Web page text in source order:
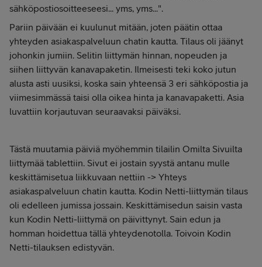
sähköpostiosoitteeseesi... yms, yms...".
Pariin päivään ei kuulunut mitään, joten päätin ottaa
yhteyden asiakaspalveluun chatin kautta. Tilaus oli jäänyt
johonkin jumiin. Selitin liittymän hinnan, nopeuden ja
siihen liittyvän kanavapaketin. Ilmeisesti teki koko jutun
alusta asti uusiksi, koska sain yhteensä 3 eri sähköpostia ja
viimesimmässä taisi olla oikea hinta ja kanavapaketti. Asia
luvattiin korjautuvan seuraavaksi päiväksi.
Tästä muutamia päiviä myöhemmin tilailin Omilta Sivuilta
liittymää tablettiin. Sivut ei jostain syystä antanu mulle
keskittämisetua liikkuvaan nettiin -> Yhteys
asiakaspalveluun chatin kautta. Kodin Netti-liittymän tilaus
oli edelleen jumissa jossain. Keskittämisedun saisin vasta
kun Kodin Netti-liittymä on päivittynyt. Sain edun ja
homman hoidettua tällä yhteydenotolla. Toivoin Kodin
Netti-tilauksen edistyvän.